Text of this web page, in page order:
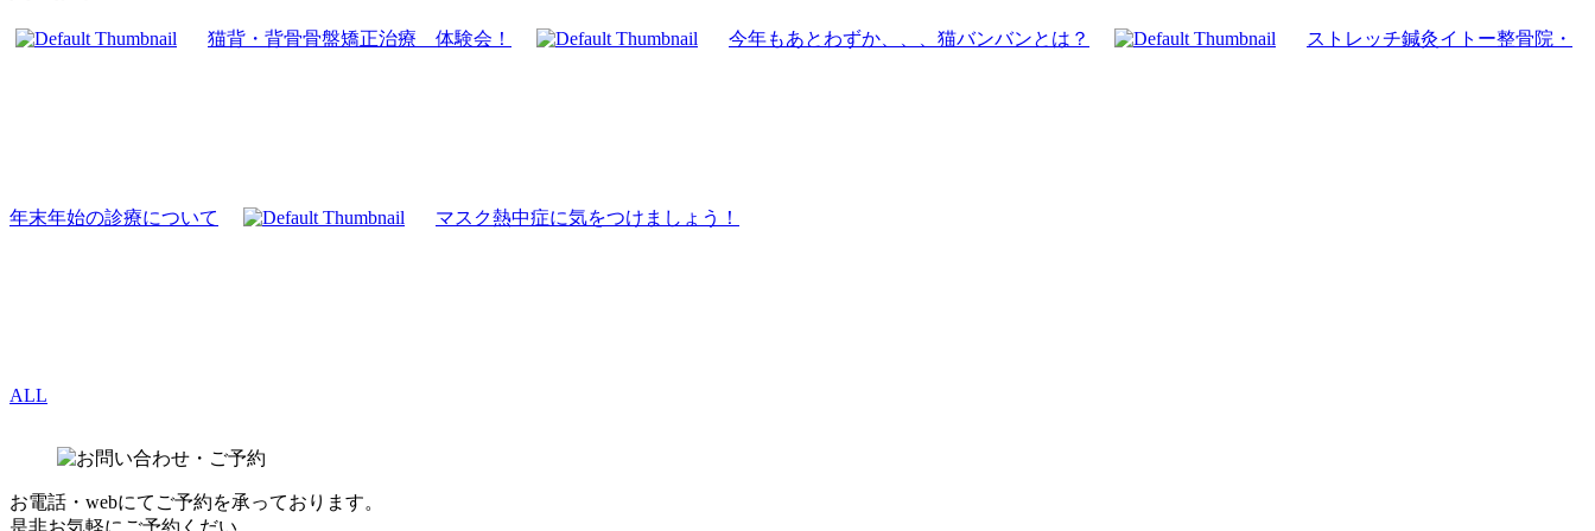
猫背・背骨骨盤矯正治療 体験会！ 今年もあとわずか、、、猫バンバンとは？ ストレッチ鍼灸イトー整骨院・
年末年始の診療について マスク熱中症に気をつけましょう！
ALL
お電話・webにてご予約を承っております。